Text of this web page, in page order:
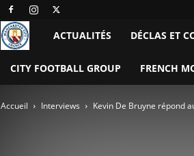
Manchester
City
ACTUALITÉS DÉCLAS ET
CITY FOOTBALL GROUP FRENCH
Accueil Interviews Kevin De Bruyne répond